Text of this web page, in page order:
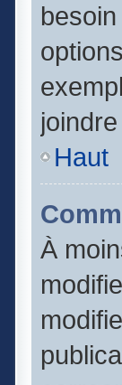
Haut
À